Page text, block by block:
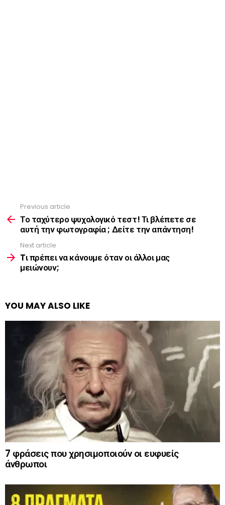
more
Previous article
Το ταχύτερο ψυχολογικό τεστ! Τι βλέπετε σε
αυτή την φωτογραφία ; Δείτε την απάντηση!
Next article
Tι πρέπει να κάνουμε όταν οι άλλοι μας
μειώνουν;
YOU MAY ALSO LIKE
7 φράσεις που χρησιμοποιούν οι ευφυείς
άνθρωποι